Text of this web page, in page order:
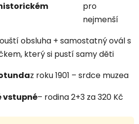
pro
nejmenší
obsluha + samostatný ovál s
který si pustí samy děti
z roku 1901 – srdce muzea
vstupné– rodina 2+3 za 320 Kč